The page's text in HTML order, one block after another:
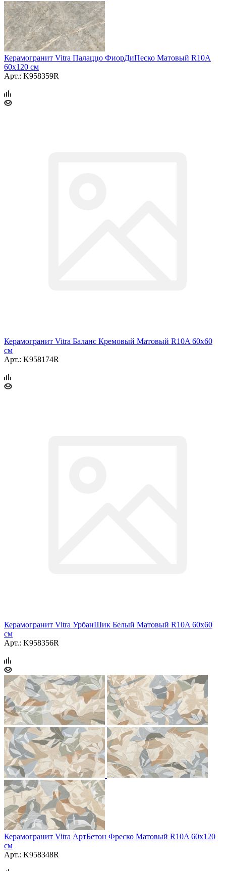
Керамогранит Vitra Палаццо ФиорДиПеско Матовый R10A
60x120 см
Арт.: K958359R
Керамогранит Vitra Баланс Кремовый Матовый R10A 60x60
см
Арт.: K958174R
Керамогранит Vitra УрбанШик Белый Матовый R10A 60x60
см
Арт.: K958356R
Керамогранит Vitra АртБетон Фреско Матовый R10A 60x120
см
Арт.: K958348R